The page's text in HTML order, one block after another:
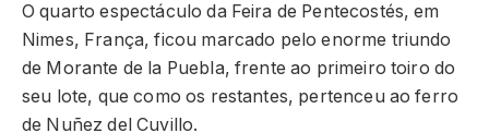
O quarto espectáculo da Feira de Pentecostés, em
Nimes, França, ficou marcado pelo enorme triundo
de Morante de la Puebla, frente ao primeiro toiro do
seu lote, que como os restantes, pertenceu ao ferro
de Nuñez del Cuvillo.